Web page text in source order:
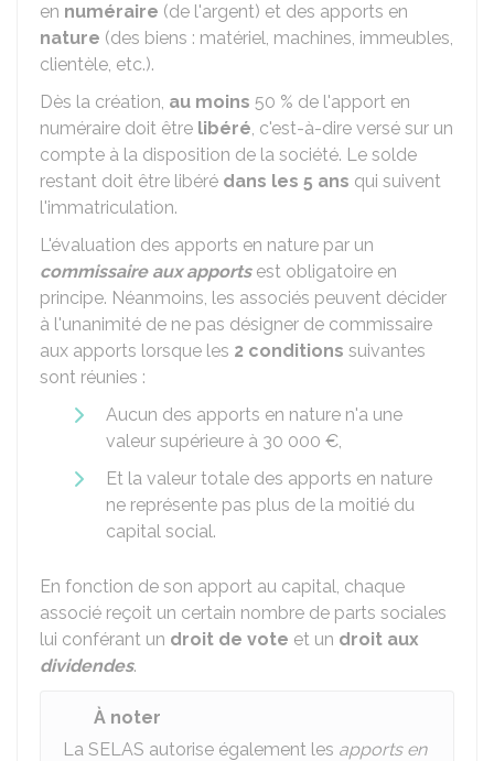
en numéraire (de l'argent) et des apports en
nature (des biens : matériel, machines, immeubles,
clientèle, etc.).
Dès la création, au moins 50 % de l'apport en
numéraire doit être libéré, c'est-à-dire versé sur un
compte à la disposition de la société. Le solde
restant doit être libéré dans les 5 ans qui suivent
l'immatriculation.
L'évaluation des apports en nature par un
commissaire aux apportsest obligatoire en
principe. Néanmoins, les associés peuvent décider
à l'unanimité de ne pas désigner de commissaire
aux apports lorsque les 2 conditions suivantes
sont réunies :
Aucun des apports en nature n'a une
valeur supérieure à 30 000 €,
Et la valeur totale des apports en nature
ne représente pas plus de la moitié du
capital social.
En fonction de son apport au capital, chaque
associé reçoit un certain nombre de parts sociales
lui conférant un droit de vote et un droit aux
dividendes.
À noter
La SELAS autorise également les apports en